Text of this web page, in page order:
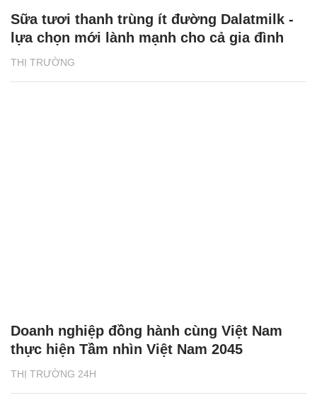
THỊ TRƯỜNG
Sữa tươi thanh trùng ít đường Dalatmilk -
lựa chọn mới lành mạnh cho cả gia đình
THỊ TRƯỜNG 24H
Doanh nghiệp đồng hành cùng Việt Nam
thực hiện Tầm nhìn Việt Nam 2045